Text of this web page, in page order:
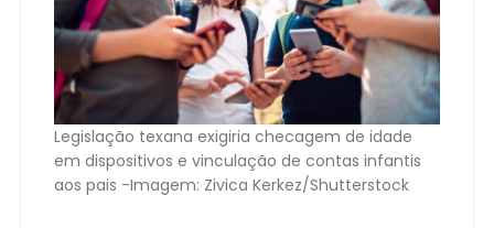
Legislação texana exigiria checagem de idade
em dispositivos e vinculação de contas infantis
aos pais -Imagem: Zivica Kerkez/Shutterstock